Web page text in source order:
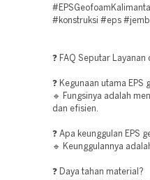
#konstruksi #eps
❓ FAQ Seputar
❓ Kegunaan utama EPS
🔹 Fungsinya adalah
dan efisien.
❓ Apa keunggulan EPS
🔹 Keunggulannya
❓ Daya tahan material?